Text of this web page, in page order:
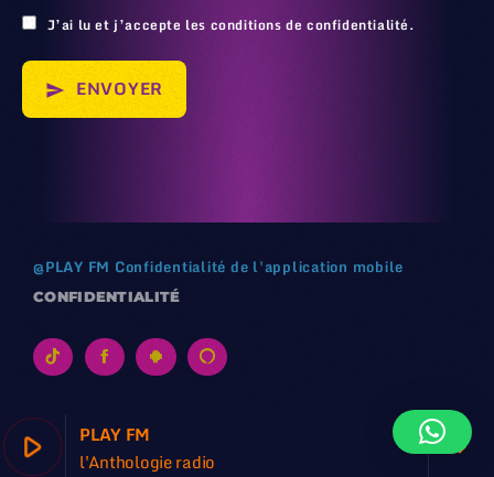
play_arrow
PLAY FM
l'Anthologie radio
keyboard_arrow_right
J’ai lu et j’accepte les conditions de confidentialité.
send ENVOYER
@PLAY FM Confidentialité de l'application mobile
CONFIDENTIALITÉ